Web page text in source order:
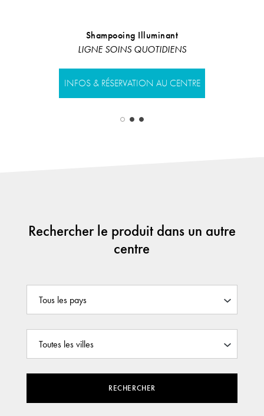
Shampooing Illuminant
LIGNE SOINS QUOTIDIENS
INFOS & RÉSERVATION AU CENTRE
Rechercher le produit dans un autre
centre
RECHERCHER